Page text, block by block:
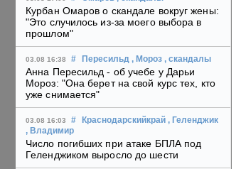
Курбан Омаров о скандале вокруг жены:
"Это случилось из-за моего выбора в
прошлом"
03.08 16:38 # Пересильд , Мороз , скандалы
Анна Пересильд - об учебе у Дарьи
Мороз: "Она берет на свой курс тех, кто
уже снимается"
03.08 16:03 # Краснодарскийкрай , Геленджик
, Владимир
Число погибших при атаке БПЛА под
Геленджиком выросло до шести